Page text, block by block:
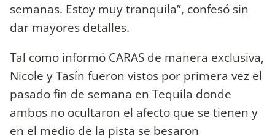
semanas. Estoy muy tranquila”, confesó sin
dar mayores detalles.
Tal como informó CARAS de manera exclusiva,
Nicole y Tasín fueron vistos por primera vez el
pasado fin de semana en Tequila donde
ambos no ocultaron el afecto que se tienen y
en el medio de la pista se besaron